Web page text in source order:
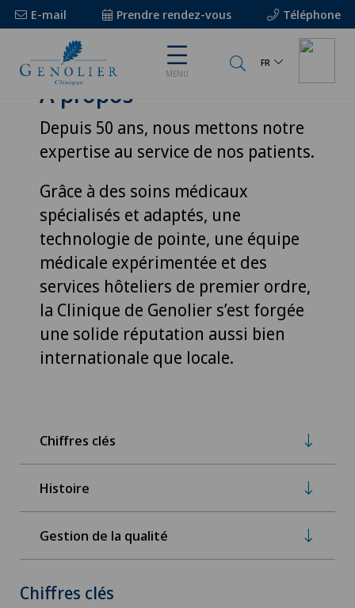
E-mail Prendre rendez-vous Téléphone
MENU
FR
À propos
Depuis 50 ans, nous mettons notre
expertise au service de nos patients.
Grâce à des soins médicaux
spécialisés et adaptés, une
technologie de pointe, une équipe
médicale expérimentée et des
services hôteliers de premier ordre,
la Clinique de Genolier s’est forgée
une solide réputation aussi bien
internationale que locale.
Chiffres clés
Histoire
Gestion de la qualité
Chiffres clés